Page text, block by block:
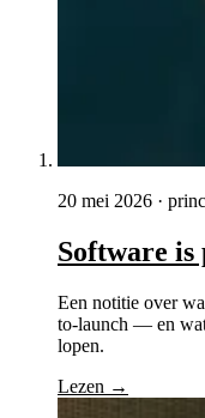
20 mei 2026 ·
Software
Een notitie over
to-launch — en
lopen.
Lezen →